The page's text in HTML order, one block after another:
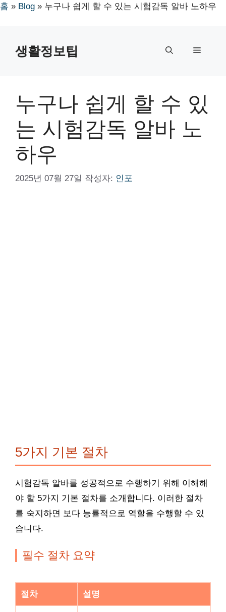
홈 » Blog » 누구나 쉽게 할 수 있는 시험감독 알바 노하우
생활정보팁 메
누구나 쉽게 할 수 있
는 시험감독 알바 노
하우
2025년 07월 27일 작성자: 인포
5가지 기본 절차
시험감독 알바를 성공적으로 수행하기 위해 이해해
야 할 5가지 기본 절차를 소개합니다. 이러한 절차
를 숙지하면 보다 능률적으로 역할을 수행할 수 있
습니다.
필수 절차 요약
절차 설명